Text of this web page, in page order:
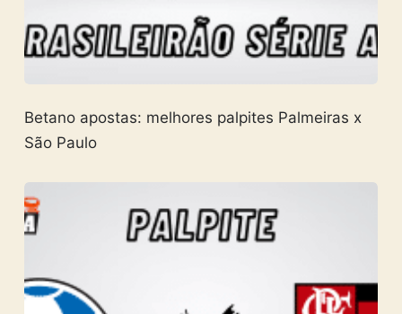
Betano apostas: melhores palpites Palmeiras x
São Paulo